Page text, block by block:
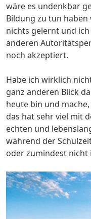
wäre es undenkbar
Bildung zu tun haben
nichts gelernt und
anderen
noch akzeptiert.
Habe ich wirklich
ganz anderen Blick
heute bin und
das hat sehr viel mit
echten und
während der
oder zumindest nicht